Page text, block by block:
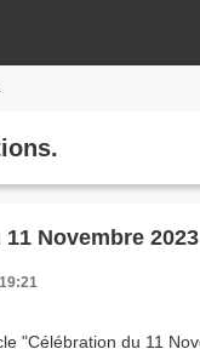
Novembre 2023